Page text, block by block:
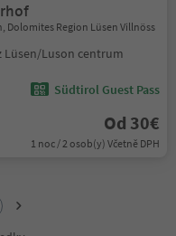
Dolomites Region Lüsen Villnöss
Lüsen/Luson centrum
Südtirol Guest Pass
Od 30€
1 noc / 2 osob(y) Včetně DPH